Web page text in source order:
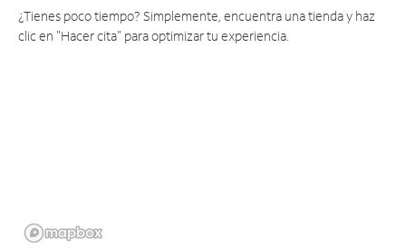
¿Tienes poco tiempo? Simplemente, encuentra una tienda y haz
clic en "Hacer cita" para optimizar tu experiencia.